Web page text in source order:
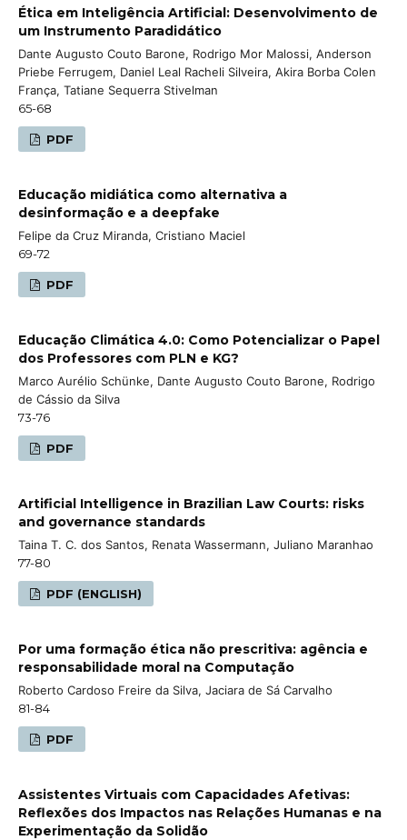
Ética em Inteligência Artificial: Desenvolvimento de
um Instrumento Paradidático
Dante Augusto Couto Barone, Rodrigo Mor Malossi, Anderson
Priebe Ferrugem, Daniel Leal Racheli Silveira, Akira Borba Colen
França, Tatiane Sequerra Stivelman
65-68
PDF
Educação midiática como alternativa a
desinformação e a deepfake
Felipe da Cruz Miranda, Cristiano Maciel
69-72
PDF
Educação Climática 4.0: Como Potencializar o Papel
dos Professores com PLN e KG?
Marco Aurélio Schünke, Dante Augusto Couto Barone, Rodrigo
de Cássio da Silva
73-76
PDF
Artificial Intelligence in Brazilian Law Courts: risks
and governance standards
Taina T. C. dos Santos, Renata Wassermann, Juliano Maranhao
77-80
PDF (ENGLISH)
Por uma formação ética não prescritiva: agência e
responsabilidade moral na Computação
Roberto Cardoso Freire da Silva, Jaciara de Sá Carvalho
81-84
PDF
Assistentes Virtuais com Capacidades Afetivas:
Reflexões dos Impactos nas Relações Humanas e na
Experimentação da Solidão